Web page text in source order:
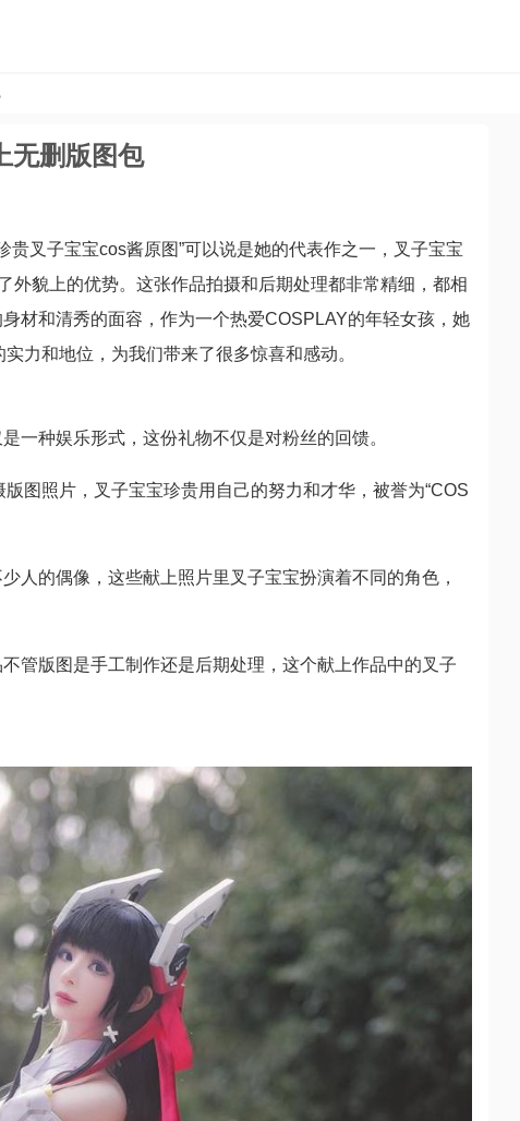
无删版图包
贵叉子宝宝cos酱原图”可以说是她的代表作之一，叉子宝宝
貌上的优势。这张作品拍摄和后期处理都非常精细，都相
材和清秀的面容，作为一个热爱COSPLAY的年轻女孩，她
力和地位，为我们带来了很多惊喜和感动。
一种娱乐形式，这份礼物不仅是对粉丝的回馈。
图照片，叉子宝宝珍贵用自己的努力和才华，被誉为“COS
人的偶像，这些献上照片里叉子宝宝扮演着不同的角色，
管版图是手工制作还是后期处理，这个献上作品中的叉子